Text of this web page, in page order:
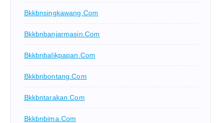
Bkkbnsingkawang.com
Bkkbnbanjarmasin.com
Bkkbnbalikpapan.com
Bkkbnbontang.com
Bkkbntarakan.com
Bkkbnbima.com